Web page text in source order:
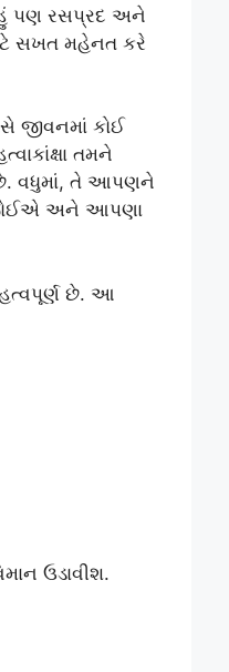
હું પણ રસપ્રદ અને
સખત મહેનત કરે
જીવનમાં કોઈ
તમને
છે. વધુમાં, તે આપણને
જોઈએ અને આપણા
છે. આ
ઉડાવીશ.